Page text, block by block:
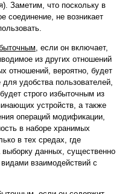
Заметим, что поскольку в
соединение, не возникает
, если он включает,
из других отношений
отношений, вероятно, будет
удобства пользователей,
строго избыточным из
устройств, а также
операций модификации,
в наборе хранимых
в тех средах, где
выборку данных, существенно
взаимодействий с